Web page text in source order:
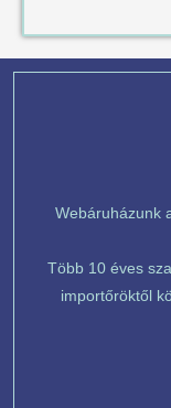
Webáruházunk
Több 10 éves
importőröktől